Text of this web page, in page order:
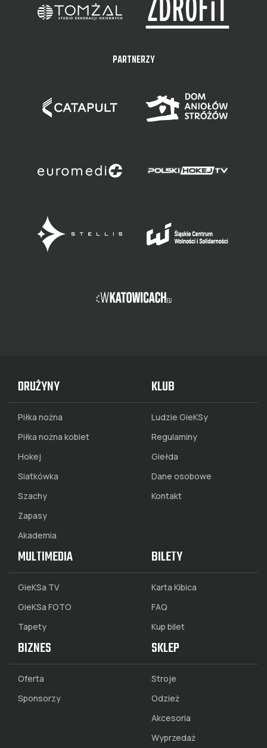
PARTNERZY
DRUŻYNY
Piłka nożna
Piłka nożna kobiet
Hokej
Siatkówka
Szachy
Zapasy
Akademia
KLUB
Ludzie GieKSy
Regulaminy
Giełda
Dane osobowe
Kontakt
MULTIMEDIA
GieKSa TV
GieKSa FOTO
Tapety
BILETY
Karta Kibica
FAQ
Kup bilet
BIZNES
Oferta
Sponsorzy
SKLEP
Stroje
Odzież
Akcesoria
Wyprzedaż